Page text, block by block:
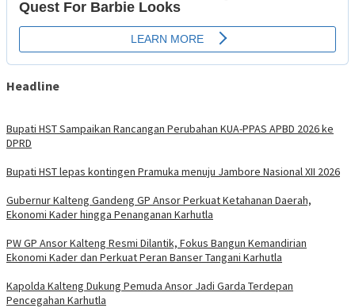
Headline
Bupati HST Sampaikan Rancangan Perubahan KUA-PPAS APBD 2026 ke
DPRD
Bupati HST lepas kontingen Pramuka menuju Jambore Nasional XII 2026
Gubernur Kalteng Gandeng GP Ansor Perkuat Ketahanan Daerah,
Ekonomi Kader hingga Penanganan Karhutla
PW GP Ansor Kalteng Resmi Dilantik, Fokus Bangun Kemandirian
Ekonomi Kader dan Perkuat Peran Banser Tangani Karhutla
Kapolda Kalteng Dukung Pemuda Ansor Jadi Garda Terdepan
Pencegahan Karhutla